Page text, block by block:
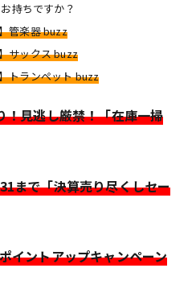
持ちですか？
管楽器 buzz
サックス buzz
トランペット buzz
！見逃し厳禁！「在庫一掃
まで「決算売り尽くしセー
イントアップキャンペーン